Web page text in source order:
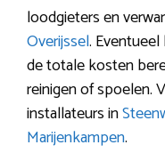
loodgieters en
Overijssel.
de totale kosten
reinigen of spoelen.
installateurs in
Marijenkampen.